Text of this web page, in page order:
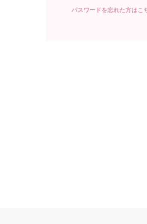
パスワードを忘れた方はこ